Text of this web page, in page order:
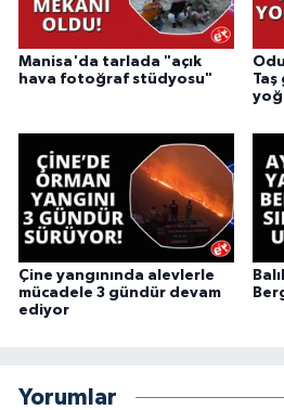
Manisa'da tarlada "açık
hava fotoğraf stüdyosu"
Taş
Çine yangınında alevlerle
mücadele 3 gündür devam
ediyor
Yorumlar